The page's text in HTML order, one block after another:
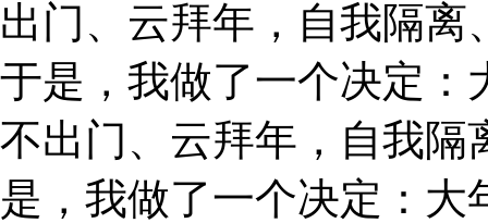
出门、云拜年，自我隔
于是，我做了一个决定：
不出门、云拜年，自我
是，我做了一个决定：